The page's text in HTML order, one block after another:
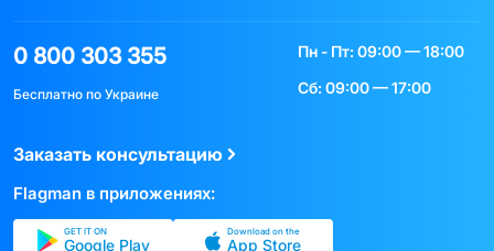
0 800 303 355
Бесплатно по Украине
Пн - Пт: 09:00 — 18:00
Сб: 09:00 — 17:00
Заказать консультацию
Flagman в приложениях:
GET IT ON
Google Play
Download on the
App Store